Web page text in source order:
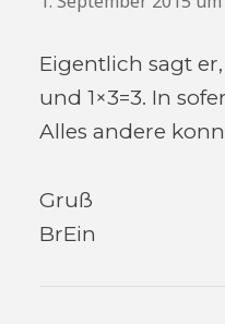
Eigentlich sagt
und 1×3=3. In
Alles andere
Gruß
BrEin